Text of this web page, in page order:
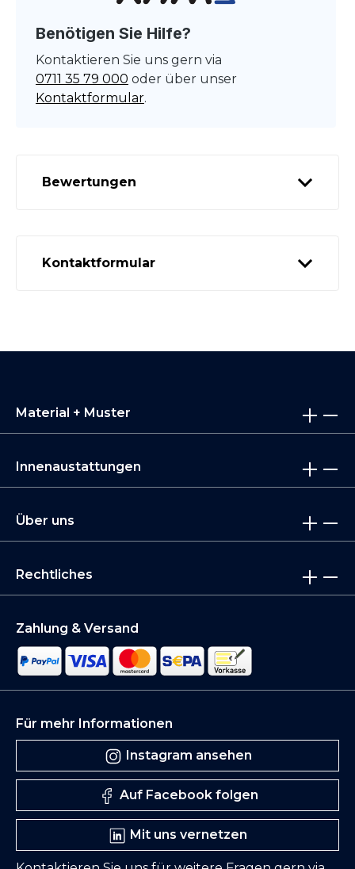
Benötigen Sie Hilfe?
Kontaktieren Sie uns gern via
0711 35 79 000 oder über unser
Kontaktformular.
Bewertungen
Kontaktformular
Material + Muster
Innenaustattungen
Über uns
Rechtliches
Zahlung & Versand
Für mehr Informationen
Instagram ansehen
Auf Facebook folgen
Mit uns vernetzen